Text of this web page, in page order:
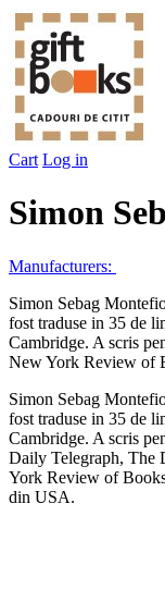
Cart Log in
Simon
Manufacturers:
Simon Sebag
fost traduse in 35 de
Cambridge. A scris
New York Review of
Simon Sebag
fost traduse in 35 de
Cambridge. A scris
Daily Telegraph, The
York Review of
din USA.